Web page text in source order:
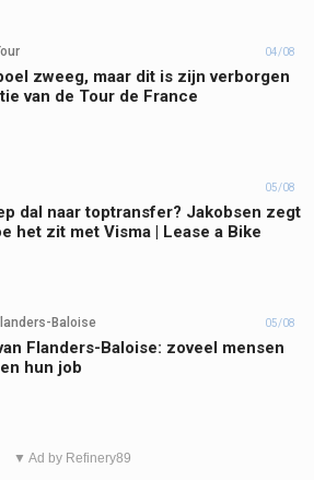
04/08
zweeg, maar dit is zijn verborgen
van de Tour de France
05/08
dal naar toptransfer? Jakobsen zegt
het zit met Visma | Lease a Bike
Baloise 05/08
Flanders-Baloise: zoveel mensen
hun job
▼ Ad by Refinery89